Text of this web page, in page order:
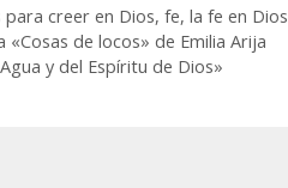
para creer en Dios,fe,la fe en Dios
de locos» de Emilia Arija
y del Espíritu de Dios»